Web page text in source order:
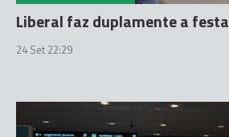
Liberal faz duplamente a festa
24 Set 22:29